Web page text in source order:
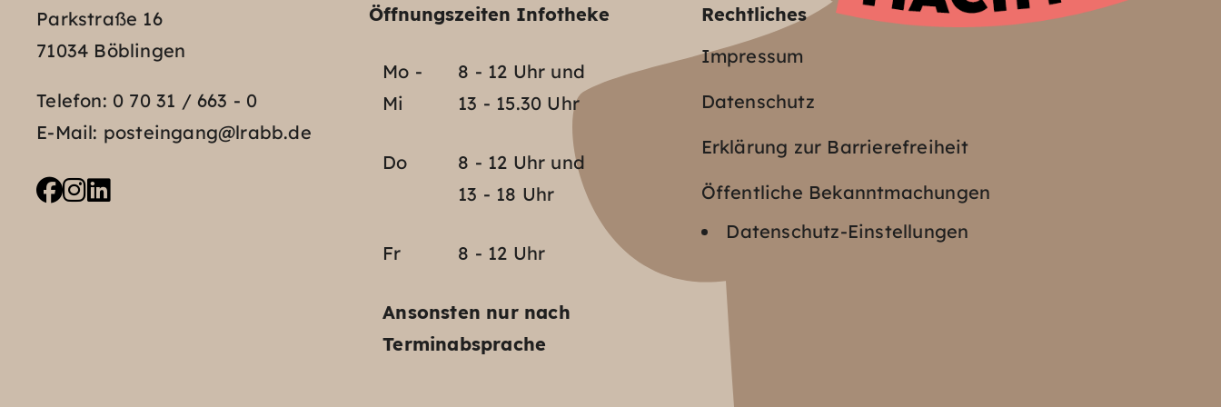
Parkstraße 16
71034 Böblingen
Telefon: 0 70 31 / 663 - 0
E-Mail: posteingang@lrabb.de
Öffnungszeiten Infotheke
Mo -
Mi
8 - 12 Uhr und
13 - 15.30 Uhr
Do
8 - 12 Uhr und
13 - 18 Uhr
Fr 8 - 12 Uhr
Ansonsten nur nach
Terminabsprache
Rechtliches
Impressum
Datenschutz
Erklärung zur Barrierefreiheit
Öffentliche Bekanntmachungen
Datenschutz-Einstellungen